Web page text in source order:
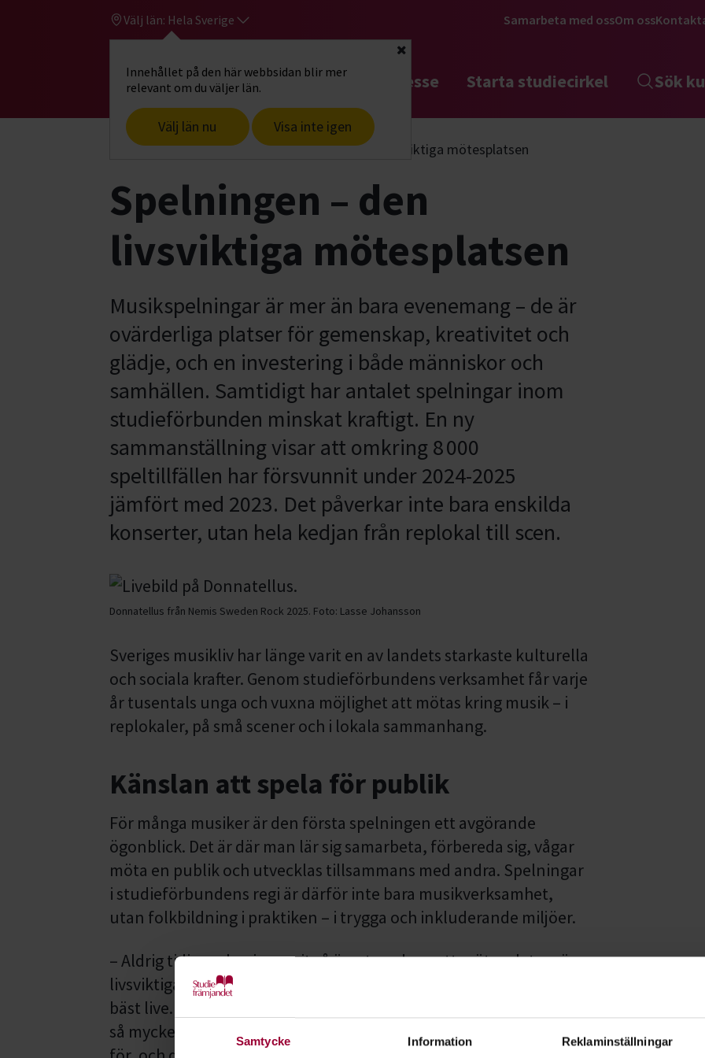
Samtycke Information Reklaminställningar
Välj län: Hela Sverige
Innehållet på den här webbsidan blir mer
relevant om du väljer län.
Välj län nu Visa inte igen
Stäng
Samarbeta med ossOm oss
Gå till studiefrämjandets startsidaHitta intresse Starta studiecirkel Sök
Start Om oss Aktuellt Spelningen – den livsviktiga mötesplatsen
Spelningen – den
livsviktiga mötesplatsen
Musikspelningar är mer än bara evenemang – de är
ovärderliga platser för gemenskap, kreativitet och
glädje, och en investering i både människor och
samhällen. Samtidigt har antalet spelningar inom
studieförbunden minskat kraftigt. En ny
sammanställning visar att omkring 8 000
speltillfällen har försvunnit under 2024-2025
jämfört med 2023. Det påverkar inte bara enskilda
konserter, utan hela kedjan från replokal till scen.
Donnatellus från Nemis Sweden Rock 2025. Foto: Lasse Johansson
Sveriges musikliv har länge varit en av landets starkaste kulturella
och sociala krafter. Genom studieförbundens verksamhet får varje
år tusentals unga och vuxna möjlighet att mötas kring musik – i
replokaler, på små scener och i lokala sammanhang.
Känslan att spela för publik
För många musiker är den första spelningen ett avgörande
ögonblick. Det är där man lär sig samarbeta, förbereda sig, vågar
möta en publik och utvecklas tillsammans med andra. Spelningar
i studieförbundens regi är därför inte bara musikverksamhet,
utan folkbildning i praktiken – i trygga och inkluderande miljöer.
– Aldrig tidigare har jag varit så övertygad om att mötesplatser är
livsviktiga. Gemenskapen, minnena och samhörigheten skapas
bäst live. Att gå på en spelning är inte bara att se ett band – det är
så mycket mer. För bandet är det ofta ett tillfälle som de har övat